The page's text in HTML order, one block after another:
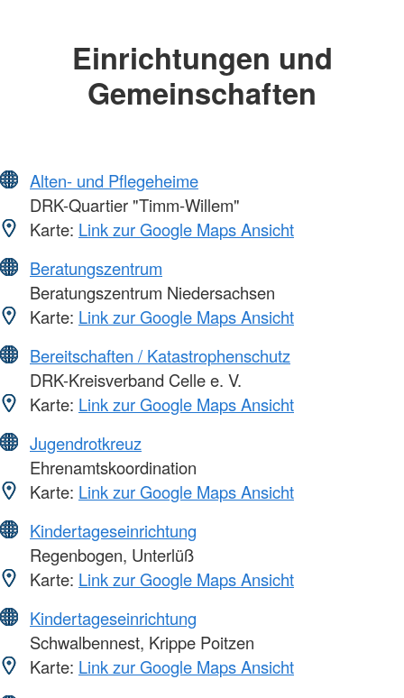
Einrichtungen und
Gemeinschaften
Alten- und Pflegeheime
DRK-Quartier "Timm-Willem"
Karte: Link zur Google Maps Ansicht
Beratungszentrum
Beratungszentrum Niedersachsen
Karte: Link zur Google Maps Ansicht
Bereitschaften / Katastrophenschutz
DRK-Kreisverband Celle e. V.
Karte: Link zur Google Maps Ansicht
Jugendrotkreuz
Ehrenamtskoordination
Karte: Link zur Google Maps Ansicht
Kindertageseinrichtung
Regenbogen, Unterlüß
Karte: Link zur Google Maps Ansicht
Kindertageseinrichtung
Schwalbennest, Krippe Poitzen
Karte: Link zur Google Maps Ansicht